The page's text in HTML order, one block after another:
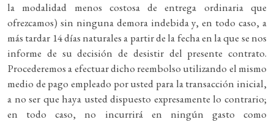
la modalidad menos costosa de entrega ordinaria que
ofrezcamos) sin ninguna demora indebida y, en todo caso, a
más tardar 14 días naturales a partir de la fecha en la que se nos
informe de su decisión de desistir del presente contrato.
Procederemos a efectuar dicho reembolso utilizando el mismo
medio de pago empleado por usted para la transacción inicial,
a no ser que haya usted dispuesto expresamente lo contrario;
en todo caso, no incurrirá en ningún gasto como